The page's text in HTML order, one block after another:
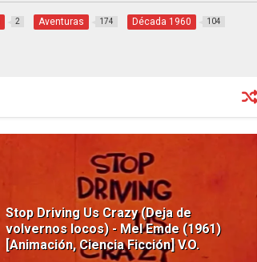
2 Aventuras 174 Década 1960 104
Stop Driving Us Crazy (Deja de
volvernos locos) - Mel Emde (1961)
[Animación, Ciencia Ficción] V.O.